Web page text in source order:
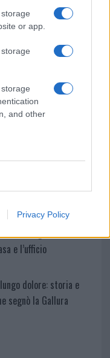
or app.
and other
Privacy Policy
a Olbia e in
bella anche dal
fa
il centro
spaccio e degrado:
scegliere la
e l’ufficio
dolore: storia e
segnò la Gallura